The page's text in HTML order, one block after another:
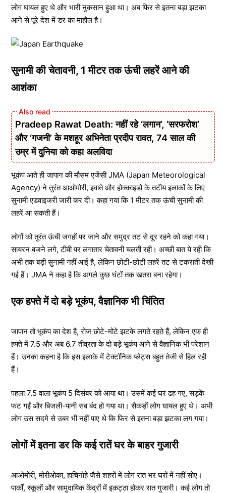
लोग घायल हुए थे और भारी नुकसान हुआ था। अब फिर से इतना बड़ा झटका
आने से पूरे देश में डर का माहौल है।
सुनामी की चेतावनी, 1 मीटर तक ऊंची लहरें आने की
आशंका
Pradeep Rawat Death: नहीं रहे ‘लगान’, ‘सरफरोश’
और ‘गजनी’ के मशहूर अभिनेता प्रदीप रावत, 74 साल की
उम्र में दुनिया को कहा अलविदा
भूकंप आते ही जापान की मौसम एजेंसी JMA (Japan Meteorological
Agency) ने तुरंत आओमोरी, इवाते और होक्काइडो के तटीय इलाकों के लिए
सुनामी एडवाइजरी जारी कर दी। कहा गया कि 1 मीटर तक ऊंची सुनामी की
लहरें आ सकती हैं।
लोगों को तुरंत ऊंची जगहों पर जाने और समुद्र तट से दूर रहने को कहा गया।
सायरन बजने लगे, टीवी पर लगातार चेतावनी चलती रही। अच्छी बात ये रही कि
अभी तक बड़ी सुनामी नहीं आई है, लेकिन छोटी-छोटी लहरें तट से टकराती देखी
गई हैं। JMA ने कहा है कि अगले कुछ घंटों तक खतरा बना रहेगा।
एक हफ्ते में दो बड़े भूकंप, वैज्ञानिक भी चिंतित
जापान तो भूकंप का देश है, रोज छोटे-मोटे झटके लगते रहते हैं, लेकिन एक ही
हफ्ते में 7.5 और अब 6.7 तीव्रता के दो बड़े भूकंप आने से वैज्ञानिक भी परेशान
हैं। उनका कहना है कि इस इलाके में टेक्टॉनिक प्लेट्स बहुत तेजी से हिल रही
हैं।
पहला 7.5 वाला भूकंप 5 दिसंबर को आया था। उसमें कई घर ढह गए, सड़कें
फट गईं और बिजली-पानी सब बंद हो गया था। सैकड़ों लोग घायल हुए थे। अभी
लोग उस सदमे से उबर भी नहीं पाए थे कि फिर से इतना बड़ा झटका लग गया।
लोगों में इतना डर कि कई रातें घर के बाहर गुजारी
आओमोरी, मोरीओका, हाचिनोहे जैसे शहरों में लोग रात भर घरों में नहीं सोए।
पार्कों, स्कूलों और सामुदायिक केंद्रों में इकट्ठा होकर रात गुजारी। कई लोग तो